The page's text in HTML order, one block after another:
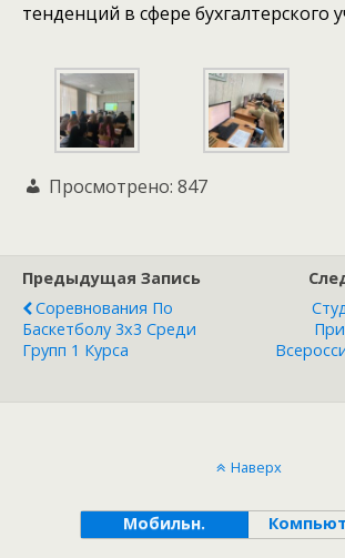
тенденций в сфере бухгалтерского
Просмотрено: 847
Предыдущая Запись
Соревнования По
Баскетболу 3х3 Среди
Групп 1 Курса
Наверх
Мобильн.